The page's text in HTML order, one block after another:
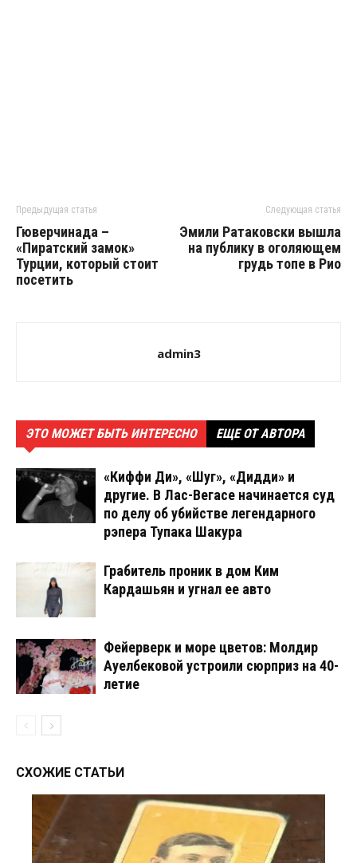
Предыдущая статья
Гюверчинада –
«Пиратский замок»
Турции, который стоит
посетить
Следующая статья
Эмили Ратаковски вышла
на публику в оголяющем
грудь топе в Рио
admin3
ЭТО МОЖЕТ БЫТЬ ИНТЕРЕСНО ЕЩЕ ОТ АВТОРА
«Киффи Ди», «Шуг», «Дидди» и
другие. В Лас-Вегасе начинается суд
по делу об убийстве легендарного
рэпера Тупака Шакура
Грабитель проник в дом Ким
Кардашьян и угнал ее авто
Фейерверк и море цветов: Молдир
Ауелбековой устроили сюрприз на 40-
летие
СХОЖИЕ СТАТЬИ